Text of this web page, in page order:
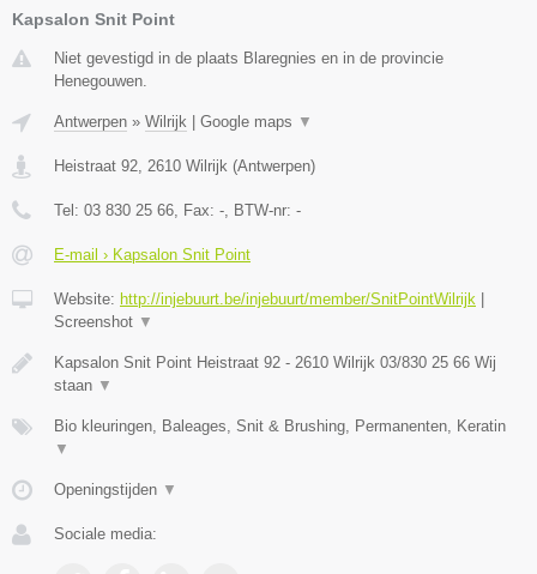
Kapsalon Snit Point
Niet gevestigd in de plaats Blaregnies en in de provincie
Henegouwen.
Antwerpen » Wilrijk | Google maps ▼
Heistraat 92 2610 Wilrijk (Antwerpen)
Tel: 03 830 25 66 , Fax: - , BTW-nr: -
E-mail › Kapsalon Snit Point
Website: http://injebuurt.be/injebuurt/member/SnitPointWilrijk |
Screenshot ▼
Kapsalon Snit Point Heistraat 92 - 2610 Wilrijk 03/830 25 66 Wij
staan ▼
Bio kleuringen, Baleages, Snit & Brushing, Permanenten, Keratin
▼
Openingstijden ▼
Sociale media: